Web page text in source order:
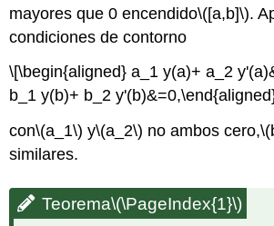
mayores que 0 encendido\([a,b]\).
condiciones de contorno
\[\begin{aligned} a_1 y(a)+ a_2
b_1 y(b)+ b_2
con\(a_1\) y\(a_2\) no ambos cero,
similares.
Teorema\(\PageIndex{1}\)